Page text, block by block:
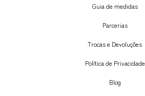
Guia de medidas
Parcerias
Trocas e Devoluções
Política de Privacidade
Blog